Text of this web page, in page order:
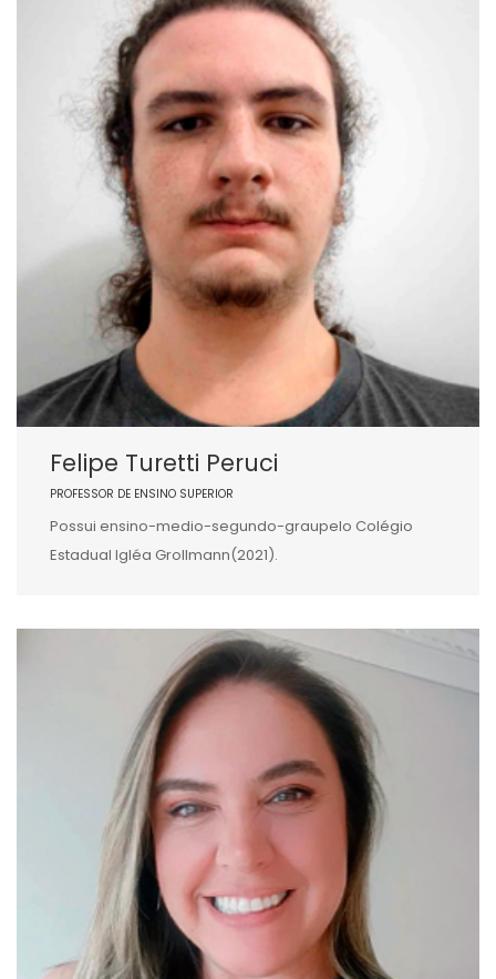
Felipe Turetti Peruci
PROFESSOR DE ENSINO SUPERIOR
Possui ensino-medio-segundo-graupelo Colégio
Estadual Igléa Grollmann(2021).